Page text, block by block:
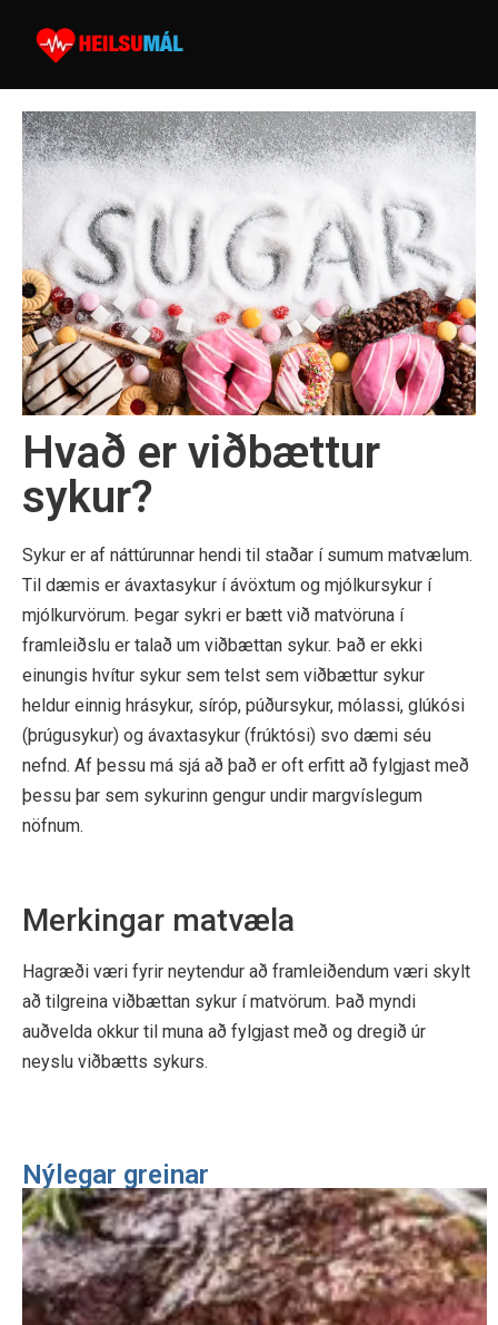
Hvað er viðbættur
sykur?
Sykur er af náttúrunnar hendi til staðar í sumum matvælum.
Til dæmis er ávaxtasykur í ávöxtum og mjólkursykur í
mjólkurvörum. Þegar sykri er bætt við matvöruna í
framleiðslu er talað um viðbættan sykur. Það er ekki
einungis hvítur sykur sem telst sem viðbættur sykur
heldur einnig hrásykur, síróp, púðursykur, mólassi, glúkósi
(þrúgusykur) og ávaxtasykur (frúktósi) svo dæmi séu
nefnd. Af þessu má sjá að það er oft erfitt að fylgjast með
þessu þar sem sykurinn gengur undir margvíslegum
nöfnum.
Merkingar matvæla
Hagræði væri fyrir neytendur að framleiðendum væri skylt
að tilgreina viðbættan sykur í matvörum. Það myndi
auðvelda okkur til muna að fylgjast með og dregið úr
neyslu viðbætts sykurs.
Nýlegar greinar